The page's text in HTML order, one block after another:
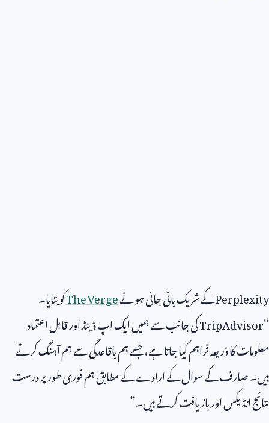
Perplexityکے شریک بانی جانی ہو نےThe Vergeکو بتایا۔
“
TripAdvisorکی جانب سے ہمیں ایک اپ ڈیٹڈ اور قابل اعتماد
معلومات کا ذریعہ فراہم کیا جاتا ہے، جسے ہم باقاعدگی سے ہم آہنگ کرتے
ہیں۔ صارف کے سوال کے ارادے کے مطابق ہم فوری طور پر درست
نتائج انڈیکس اور بازیافت کرتے ہیں۔”